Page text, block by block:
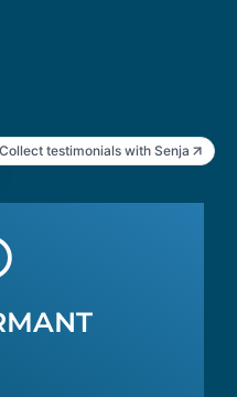
Collect testimonials with Senja